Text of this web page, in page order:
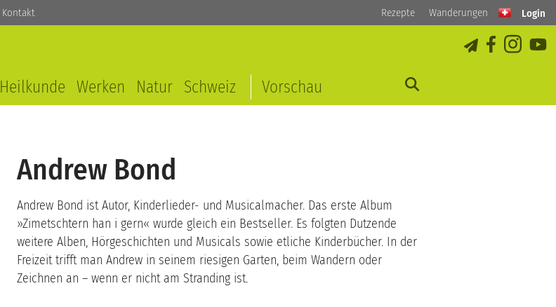
Kontakt Rezepte Wanderungen Login
Heilkunde Werken Natur Schweiz Vorschau
Andrew Bond
Andrew Bond ist Autor, Kinderlieder- und Musicalmacher. Das erste Album
»Zimetschtern han i gern« wurde gleich ein Bestseller. Es folgten Dutzende
weitere Alben, Hörgeschichten und Musicals sowie etliche Kinderbücher. In der
Freizeit trifft man Andrew in seinem riesigen Garten, beim Wandern oder
Zeichnen an – wenn er nicht am Stranding ist.